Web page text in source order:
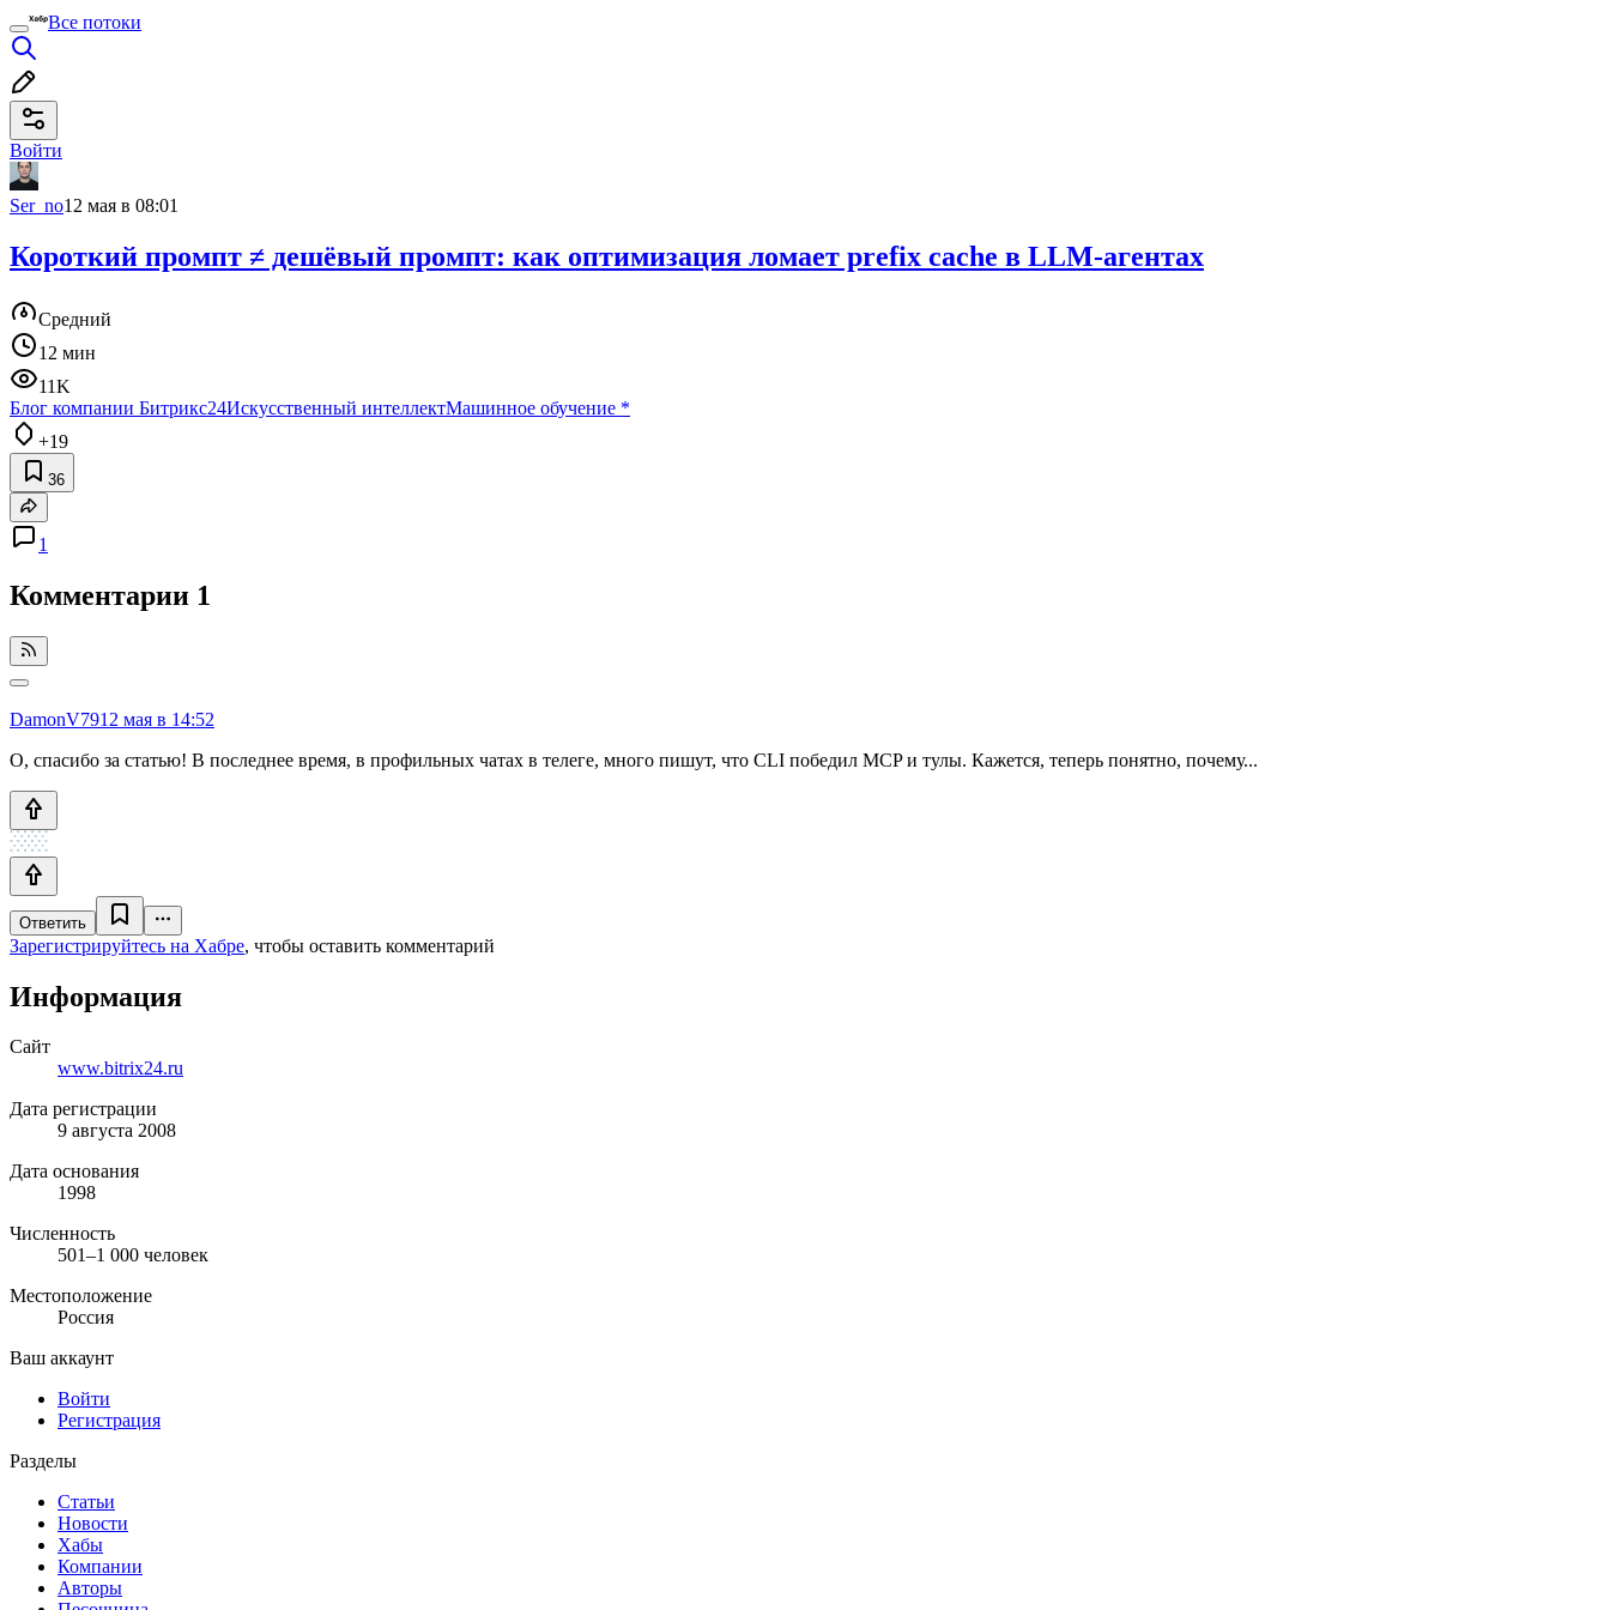
Все потоки
Войти
Ser_no12 мая в 08:01
Короткий промпт ≠ дешёвый промпт: как оптимизация ломает prefix cache в LLM-агентах
Средний
12 мин
11K
Блог компании Битрикс24Искусственный интеллектМашинное обучение *
+19
36
1
Комментарии 1
DamonV7912 мая в 14:52
О, спасибо за статью! В последнее время, в профильных чатах в телеге, много пишут, что CLI победил MCP и тулы. Кажется, теперь понятно, почему...
Ответить
Зарегистрируйтесь на Хабре, чтобы оставить комментарий
Информация
Сайт
www.bitrix24.ru
Дата регистрации
9 августа 2008
Дата основания
1998
Численность
501–1 000 человек
Местоположение
Россия
Ваш аккаунт
Войти
Регистрация
Разделы
Статьи
Новости
Хабы
Компании
Авторы